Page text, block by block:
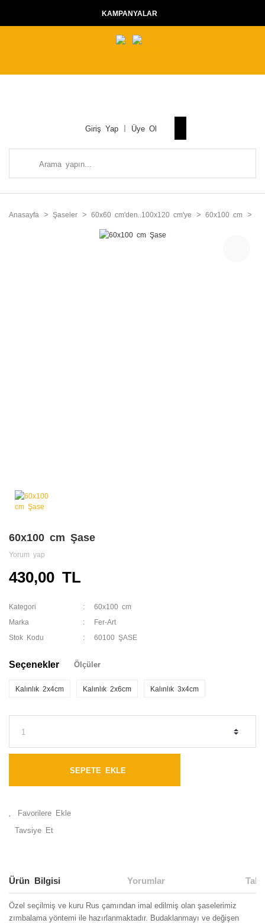
KAMPANYALAR
Giriş Yap Üye Ol
Anasayfa Şaseler 60x60 cm'den..100x120 cm'ye 60x100 cm
60x100 cm Şase
Yorum yap
430,00 TL
Kategori 60x100 cm
Marka Fer-Art
Stok Kodu 60100 ŞASE
Seçenekler Ölçüler
Kalınlık 2x4cm Kalınlık 2x6cm Kalınlık 3x4cm
SEPETE EKLE
Tavsiye Et
Ürün Bilgisi Yorumlar
Özel seçilmiş ve kuru Rus çamından imal edilmiş olan şaselerimiz
zımbalama yöntemi ile hazırlanmaktadır. Budaklanmayı ve değişen